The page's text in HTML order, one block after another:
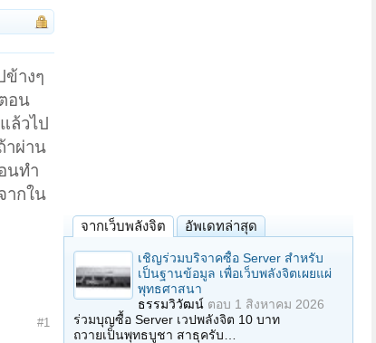
ข้างๆ
อน
ล้วไป
าผ่าน
นทำ
ากใน
#1
จากเว็บพลังจิต อัพเดทล่าสุด
เชิญร่วมบริจาคซื้อ Server สำหรับ
เป็นฐานข้อมูล เพื่อเว็บพลังจิตเผยแผ่
พุทธศาสนา
ธรรมวิวัฒน์ ตอบ 1 สิงหาคม 2026
ร่วมบุญซื้อ Server เวปพลังจิต 10 บาท
ถวายเป็นพุทธบูชา สาธุครับ…